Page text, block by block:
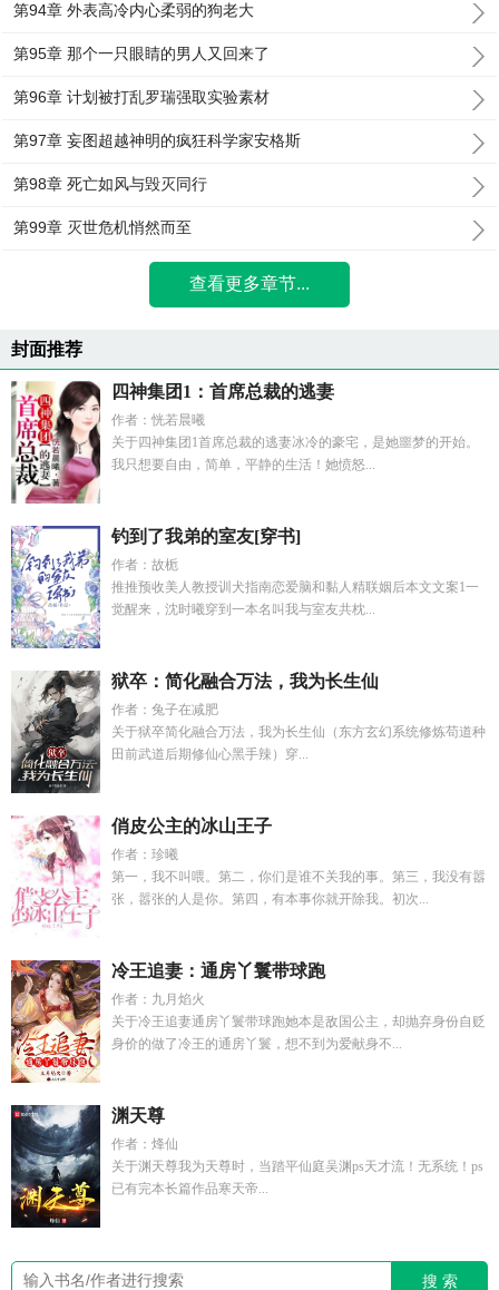
第94章 外表高冷内心柔弱的狗老大
第95章 那个一只眼睛的男人又回来了
第96章 计划被打乱罗瑞强取实验素材
第97章 妄图超越神明的疯狂科学家安格斯
第98章 死亡如风与毁灭同行
第99章 灭世危机悄然而至
查看更多章节...
封面推荐
四神集团1：首席总裁的逃妻
作者：恍若晨曦
关于四神集团1首席总裁的逃妻冰冷的豪宅，是她噩梦的开始。
我只想要自由，简单，平静的生活！她愤怒...
钓到了我弟的室友[穿书]
作者：故栀
推推预收美人教授训犬指南恋爱脑和黏人精联姻后本文文案1一
觉醒来，沈时曦穿到一本名叫我与室友共枕...
狱卒：简化融合万法，我为长生仙
作者：兔子在减肥
关于狱卒简化融合万法，我为长生仙（东方玄幻系统修炼苟道种
田前武道后期修仙心黑手辣）穿...
俏皮公主的冰山王子
作者：珍曦
第一，我不叫喂。第二，你们是谁不关我的事。第三，我没有嚣
张，嚣张的人是你。第四，有本事你就开除我。初次...
冷王追妻：通房丫鬟带球跑
作者：九月焰火
关于冷王追妻通房丫鬟带球跑她本是敌国公主，却抛弃身份自贬
身价的做了冷王的通房丫鬟，想不到为爱献身不...
渊天尊
作者：烽仙
关于渊天尊我为天尊时，当踏平仙庭吴渊ps天才流！无系统！ps
已有完本长篇作品寒天帝...
搜 索